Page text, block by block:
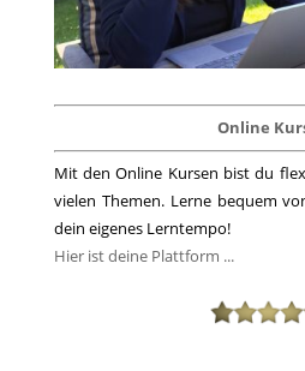
Online
Mit den Online Kursen bist du
vielen Themen. Lerne bequem
dein eigenes Lerntempo!
Hier ist deine Plattform ...